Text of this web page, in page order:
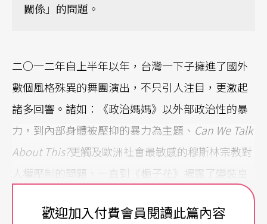
關係」的問題。
二○一二年自上半年以年，台灣一下子擁進了國外
數個風格殊異的舞團演出，不只引人注目，更激起
諸多回響。諸如：《政治媽媽》以外部政治性的暴
力，到內部身體被壓抑的暴力為主題、 Can We Talk
About This?更觸及歐洲社會最敏感的穆斯林宗教對
人權壓制的問題、一直到《梔子花》揭露了變裝皇
后黑暗卻充滿主體性的生命……幾乎都是從非主流
世界挖掘出的真實議題，通過舞蹈表現而反映編舞
歡迎加入付費會員閱讀此篇內容